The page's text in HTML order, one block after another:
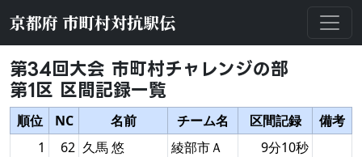
京都府 市町村対抗駅伝
第34回大会 市町村チャレンジの部
第1区 区間記録一覧
順位 NC 名前 チーム名 区間記録
備考
1
62 久馬 悠 綾部市Ａ
9分10秒